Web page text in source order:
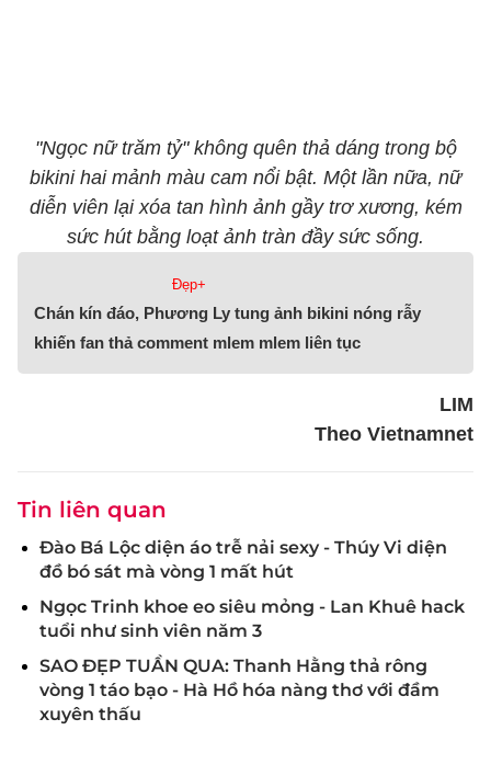
"Ngọc nữ trăm tỷ" không quên thả dáng trong bộ
bikini hai mảnh màu cam nổi bật. Một lần nữa, nữ
diễn viên lại xóa tan hình ảnh gầy trơ xương, kém
sức hút bằng loạt ảnh tràn đầy sức sống.
Đẹp+
Chán kín đáo, Phương Ly tung ảnh bikini nóng rẫy
khiến fan thả comment mlem mlem liên tục
LIM
Theo Vietnamnet
Tin liên quan
Đào Bá Lộc diện áo trễ nải sexy - Thúy Vi diện
đồ bó sát mà vòng 1 mất hút
Ngọc Trinh khoe eo siêu mỏng - Lan Khuê hack
tuổi như sinh viên năm 3
SAO ĐẸP TUẦN QUA: Thanh Hằng thả rông
vòng 1 táo bạo - Hà Hồ hóa nàng thơ với đầm
xuyên thấu